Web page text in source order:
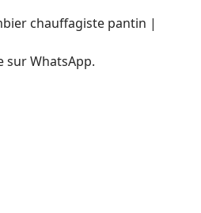
chauffagiste pantin |
sur WhatsApp.